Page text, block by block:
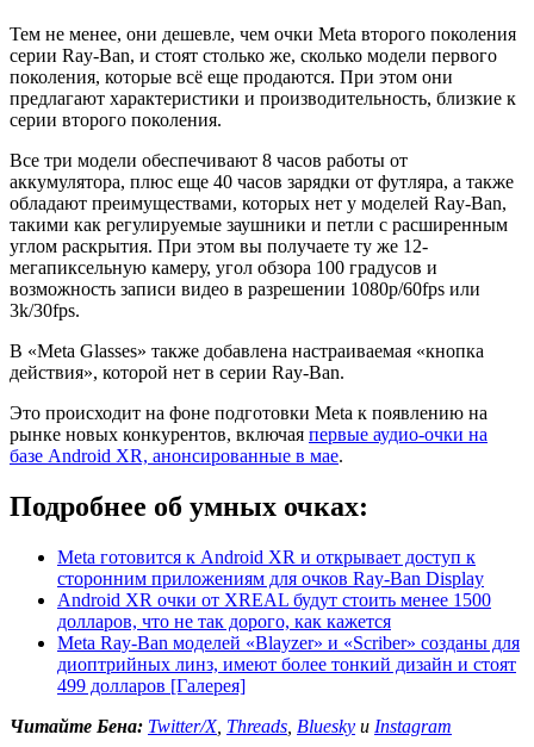
Тем не менее, они дешевле, чем очки Meta второго поколения
серии Ray-Ban, и стоят столько же, сколько модели первого
поколения, которые всё еще продаются. При этом они
предлагают характеристики и производительность, близкие к
серии второго поколения.
Все три модели обеспечивают 8 часов работы от
аккумулятора, плюс еще 40 часов зарядки от футляра, а также
обладают преимуществами, которых нет у моделей Ray-Ban,
такими как регулируемые заушники и петли с расширенным
углом раскрытия. При этом вы получаете ту же 12-
мегапиксельную камеру, угол обзора 100 градусов и
возможность записи видео в разрешении 1080p/60fps или
3k/30fps.
В «Meta Glasses» также добавлена настраиваемая «кнопка
действия», которой нет в серии Ray-Ban.
Это происходит на фоне подготовки Meta к появлению на
рынке новых конкурентов, включая первые аудио-очки на
базе Android XR, анонсированные в мае.
Подробнее об умных очках:
Meta готовится к Android XR и открывает доступ к
сторонним приложениям для очков Ray-Ban Display
Android XR очки от XREAL будут стоить менее 1500
долларов, что не так дорого, как кажется
Meta Ray-Ban моделей «Blayzer» и «Scriber» созданы для
диоптрийных линз, имеют более тонкий дизайн и стоят
499 долларов [Галерея]
Читайте Бена: Twitter/X, Threads Bluesky и Instagram